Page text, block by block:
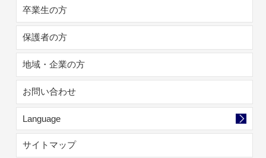
卒業生の方
保護者の方
地域・企業の方
お問い合わせ
Language
サイトマップ